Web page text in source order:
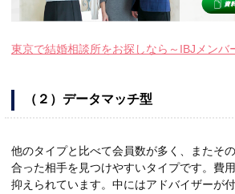
東京で結婚相談所をお探しなら～IBJメンバ
（２）データマッチ型
他のタイプと比べて会員数が多く、またそ
合った相手を見つけやすいタイプです。費
抑えられています。中にはアドバイザーが